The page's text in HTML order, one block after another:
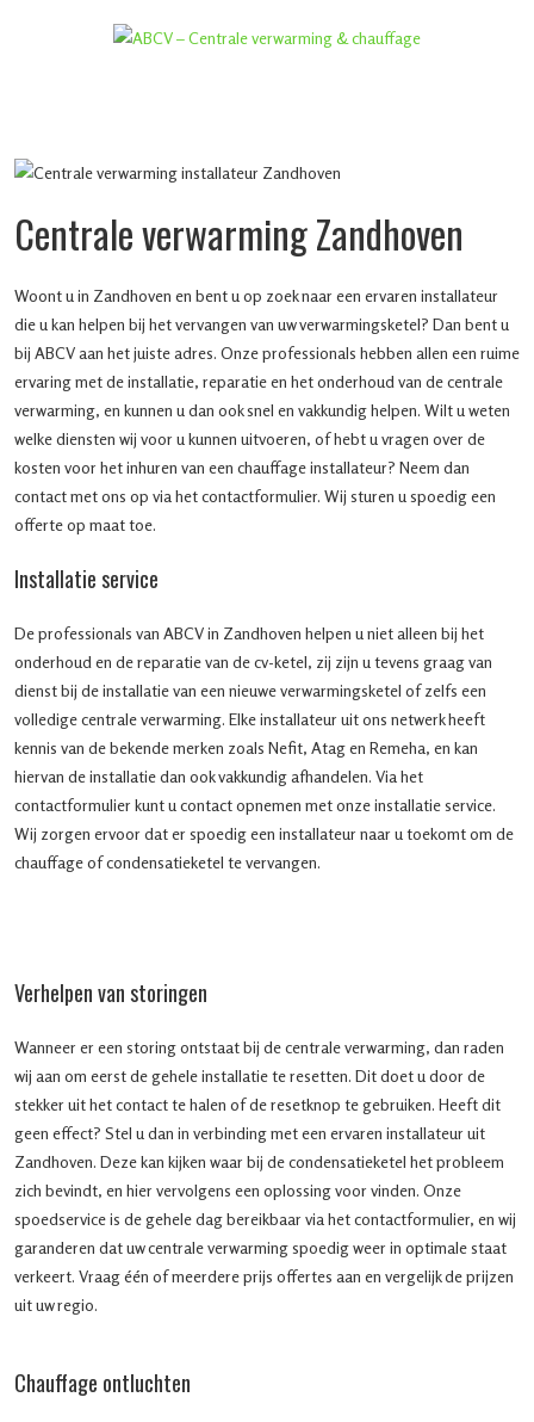
Centrale verwarming Zandhoven
Woont u in Zandhoven en bent u op zoek naar een ervaren installateur
die u kan helpen bij het vervangen van uw verwarmingsketel? Dan bent u
bij ABCV aan het juiste adres. Onze professionals hebben allen een ruime
ervaring met de installatie, reparatie en het onderhoud van de centrale
verwarming, en kunnen u dan ook snel en vakkundig helpen. Wilt u weten
welke diensten wij voor u kunnen uitvoeren, of hebt u vragen over de
kosten voor het inhuren van een chauffage installateur? Neem dan
contact met ons op via het contactformulier. Wij sturen u spoedig een
offerte op maat toe.
Installatie service
De professionals van ABCV in Zandhoven helpen u niet alleen bij het
onderhoud en de reparatie van de cv-ketel, zij zijn u tevens graag van
dienst bij de installatie van een nieuwe verwarmingsketel of zelfs een
volledige centrale verwarming. Elke installateur uit ons netwerk heeft
kennis van de bekende merken zoals Nefit, Atag en Remeha, en kan
hiervan de installatie dan ook vakkundig afhandelen. Via het
contactformulier kunt u contact opnemen met onze installatie service.
Wij zorgen ervoor dat er spoedig een installateur naar u toekomt om de
chauffage of condensatieketel te vervangen.
Verhelpen van storingen
Wanneer er een storing ontstaat bij de centrale verwarming, dan raden
wij aan om eerst de gehele installatie te resetten. Dit doet u door de
stekker uit het contact te halen of de resetknop te gebruiken. Heeft dit
geen effect? Stel u dan in verbinding met een ervaren installateur uit
Zandhoven. Deze kan kijken waar bij de condensatieketel het probleem
zich bevindt, en hier vervolgens een oplossing voor vinden. Onze
spoedservice is de gehele dag bereikbaar via het contactformulier, en wij
garanderen dat uw centrale verwarming spoedig weer in optimale staat
verkeert. Vraag één of meerdere prijs offertes aan en vergelijk de prijzen
uit uw regio.
Chauffage ontluchten